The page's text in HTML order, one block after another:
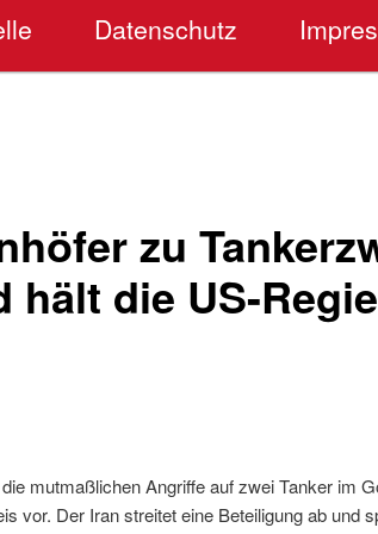
Datenschutz
zu
hält die US-
mutmaßlichen Angriffe auf zwei Tanker im
vor. Der Iran streitet eine Beteiligung ab und